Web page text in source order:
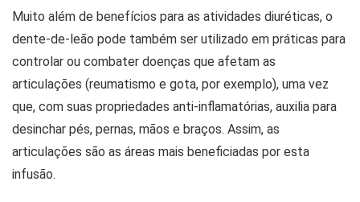
Muito além de benefícios para as atividades diuréticas, o
dente-de-leão pode também ser utilizado em práticas para
controlar ou combater doenças que afetam as
articulações (reumatismo e gota, por exemplo), uma vez
que, com suas propriedades anti-inflamatórias, auxilia para
desinchar pés, pernas, mãos e braços. Assim, as
articulações são as áreas mais beneficiadas por esta
infusão.